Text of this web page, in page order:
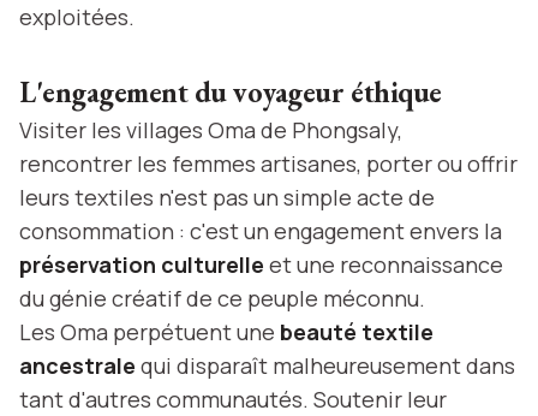
exploitées.
L'engagement du voyageur éthique
Visiter les villages Oma de Phongsaly,
rencontrer les femmes artisanes, porter ou offrir
leurs textiles n'est pas un simple acte de
consommation : c'est un engagement envers la
préservation culturelle et une reconnaissance
du génie créatif de ce peuple méconnu.
Les Oma perpétuent une beauté textile
ancestrale qui disparaît malheureusement dans
tant d'autres communautés. Soutenir leur